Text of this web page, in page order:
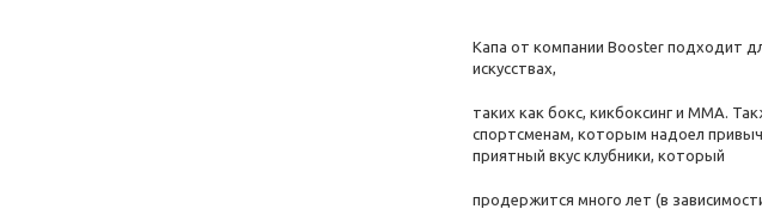
Капа от компании Booster подходит
искусствах,
таких как бокс, кикбоксинг и ММА.
спортсменам, которым надоел
приятный вкус клубники, который
продержится много лет (в